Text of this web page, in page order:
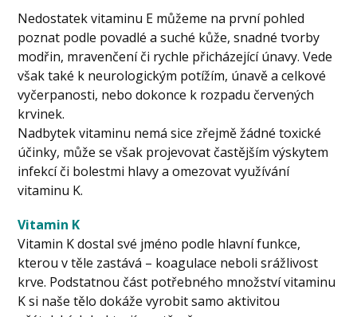
Nedostatek vitaminu E můžeme na první pohled
poznat podle povadlé a suché kůže, snadné tvorby
modřin, mravenčení či rychle přicházející únavy. Vede
však také k neurologickým potížím, únavě a celkové
vyčerpanosti, nebo dokonce k rozpadu červených
krvinek.
Nadbytek vitaminu nemá sice zřejmě žádné toxické
účinky, může se však projevovat častějším výskytem
infekcí či bolestmi hlavy a omezovat využívání
vitaminu K.
Vitamin K
Vitamin K dostal své jméno podle hlavní funkce,
kterou v těle zastává – koagulace neboli srážlivost
krve. Podstatnou část potřebného množství vitaminu
K si naše tělo dokáže vyrobit samo aktivitou